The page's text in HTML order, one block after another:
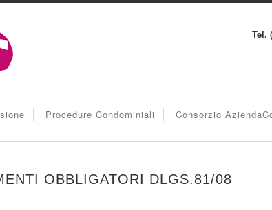
Tel.
Procedure Condominiali Consorzio
OBBLIGATORI DLGS.81/08